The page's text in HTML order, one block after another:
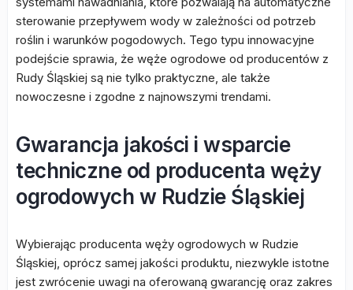
sterowanie przepływem wody w zależności od potrzeb
roślin i warunków pogodowych. Tego typu innowacyjne
podejście sprawia, że węże ogrodowe od producentów z
Rudy Śląskiej są nie tylko praktyczne, ale także
nowoczesne i zgodne z najnowszymi trendami.
Gwarancja jakości i wsparcie
techniczne od producenta węży
ogrodowych w Rudzie Śląskiej
Wybierając producenta węży ogrodowych w Rudzie
Śląskiej, oprócz samej jakości produktu, niezwykle istotne
jest zwrócenie uwagi na oferowaną gwarancję oraz zakres